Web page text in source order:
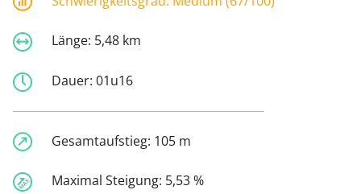
Länge: 5,48 km
Dauer: 01u16
Gesamtaufstieg: 105 m
Maximal Steigung: 5,53 %